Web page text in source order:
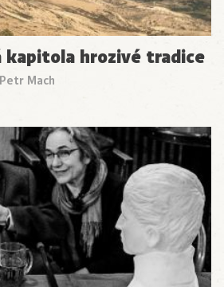
kapitola hrozivé tradice
Petr Mach